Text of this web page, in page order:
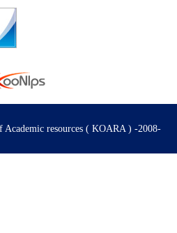
Academic resources ( KOARA ) -2008-